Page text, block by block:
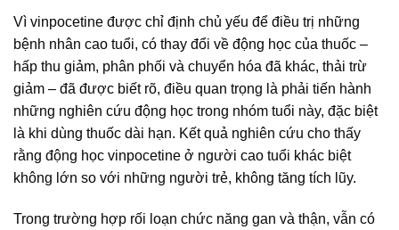
Vì vinpocetine được chỉ định chủ yếu để điều trị những
bệnh nhân cao tuổi, có thay đổi về động học của thuốc –
hấp thu giảm, phân phối và chuyển hóa đã khác, thải trừ
giảm – đã được biết rõ, điều quan trọng là phải tiến hành
những nghiên cứu động học trong nhóm tuổi này, đặc biệt
là khi dùng thuốc dài hạn. Kết quả nghiên cứu cho thấy
rằng động học vinpocetine ở người cao tuổi khác biệt
không lớn so với những người trẻ, không tăng tích lũy.
Trong trường hợp rối loạn chức năng gan và thận, vẫn có